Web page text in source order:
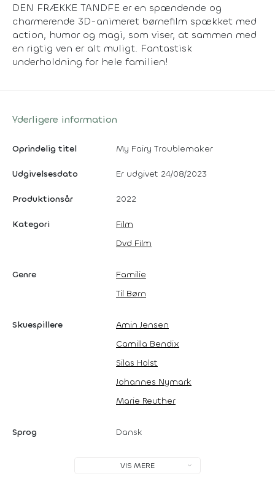
DEN FRÆKKE TANDFE er en spændende og
charmerende 3D-animeret børnefilm spækket med
action, humor og magi, som viser, at sammen med
en rigtig ven er alt muligt. Fantastisk
underholdning for hele familien!
Yderligere information
Oprindelig titel My Fairy Troublemaker
Udgivelsesdato Er udgivet 24/08/2023
Produktionsår 2022
Kategori
Film
Dvd Film
Genre
Familie
Til Børn
Skuespillere
Amin Jensen
Camilla Bendix
Silas Holst
Johannes Nymark
Marie Reuther
Sprog Dansk
VIS MERE